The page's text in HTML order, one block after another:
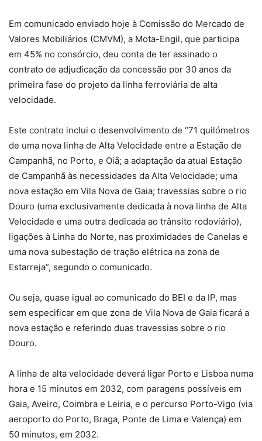
Em comunicado enviado hoje à Comissão do Mercado de
Valores Mobiliários (CMVM), a Mota-Engil, que participa
em 45% no consórcio, deu conta de ter assinado o
contrato de adjudicação da concessão por 30 anos da
primeira fase do projeto da linha ferroviária de alta
velocidade.
Este contrato inclui o desenvolvimento de “71 quilómetros
de uma nova linha de Alta Velocidade entre a Estação de
Campanhã, no Porto, e Oiã; a adaptação da atual Estação
de Campanhã às necessidades da Alta Velocidade; uma
nova estação em Vila Nova de Gaia; travessias sobre o rio
Douro (uma exclusivamente dedicada à nova linha de Alta
Velocidade e uma outra dedicada ao trânsito rodoviário),
ligações à Linha do Norte, nas proximidades de Canelas e
uma nova subestação de tração elétrica na zona de
Estarreja”, segundo o comunicado.
Ou seja, quase igual ao comunicado do BEI e da IP, mas
sem especificar em que zona de Vila Nova de Gaia ficará a
nova estação e referindo duas travessias sobre o rio
Douro.
A linha de alta velocidade deverá ligar Porto e Lisboa numa
hora e 15 minutos em 2032, com paragens possíveis em
Gaia, Aveiro, Coimbra e Leiria, e o percurso Porto-Vigo (via
aeroporto do Porto, Braga, Ponte de Lima e Valença) em
50 minutos, em 2032.